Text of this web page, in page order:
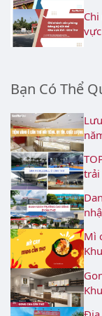
Bạn Có Thể
trải
Mì